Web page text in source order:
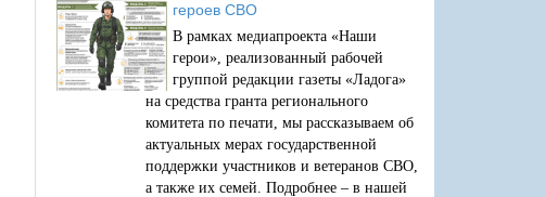
героев СВО
В рамках медиапроекта «Наши
герои», реализованный рабочей
группой редакции газеты «Ладога»
на средства гранта регионального
комитета по печати, мы рассказываем об
актуальных мерах государственной
поддержки участников и ветеранов СВО,
а также их семей. Подробнее – в нашей